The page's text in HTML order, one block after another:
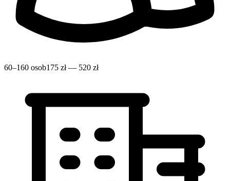
60–160 osob175 zł — 520 zł